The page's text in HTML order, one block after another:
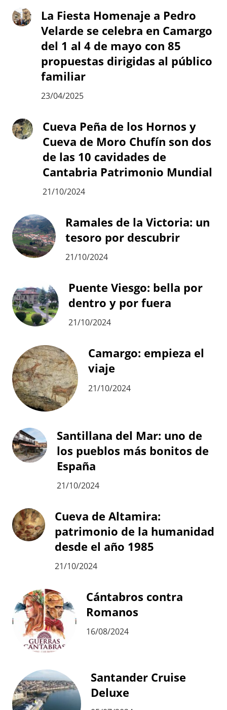
La Fiesta Homenaje a Pedro
Velarde se celebra en Camargo
del 1 al 4 de mayo con 85
propuestas dirigidas al público
familiar
23/04/2025
Cueva Peña de los Hornos y
Cueva de Moro Chufín son dos
de las 10 cavidades de
Cantabria Patrimonio Mundial
21/10/2024
Ramales de la Victoria: un
tesoro por descubrir
21/10/2024
Puente Viesgo: bella por
dentro y por fuera
21/10/2024
Camargo: empieza el
viaje
21/10/2024
Santillana del Mar: uno de
los pueblos más bonitos de
España
21/10/2024
Cueva de Altamira:
patrimonio de la humanidad
desde el año 1985
21/10/2024
Cántabros contra
Romanos
16/08/2024
Santander Cruise
Deluxe